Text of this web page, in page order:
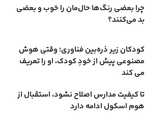
چرا بعضی رنگ‌ها حال‌مان را خوب و بعضی
بد می‌کنند؟
کودکان زیر ذره‌بین فناوری؛ وقتی هوش
مصنوعی پیش از خودِ کودک، او را تعریف
می ‌کند
تا کیفیت مدارس اصلاح نشود، استقبال از
هوم ‌اسکول ادامه دارد